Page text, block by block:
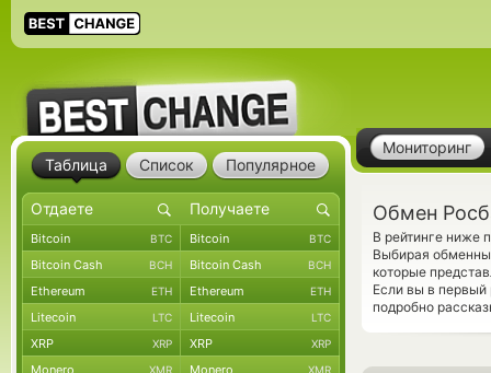
Мониторинг
Обмен
В рейтинге ниже
Выбирая
которые
Если вы в первый
подробно
Таблица Список Популярное
Bitcoin BTC Bitcoin BTC
Bitcoin Cash BCH Bitcoin Cash BCH
Ethereum ETH Ethereum ETH
Litecoin LTC Litecoin LTC
XRP XRP XRP XRP
Monero XMR Monero XMR